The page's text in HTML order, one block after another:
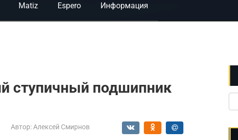
Matiz Espero Информация
ступичный подшипник
Автор: Алексей Смирнов